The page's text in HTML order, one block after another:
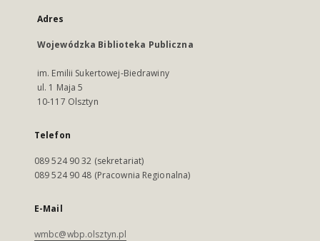
Adres
Wojewódzka Biblioteka Publiczna
im. Emilii Sukertowej-Biedrawiny
ul. 1 Maja 5
10-117 Olsztyn
Telefon
089 524 90 32 (sekretariat)
089 524 90 48 (Pracownia Regionalna)
E-Mail
wmbc@wbp.olsztyn.pl